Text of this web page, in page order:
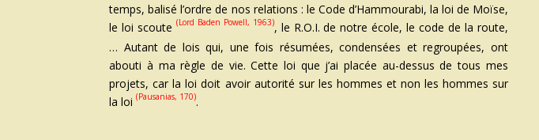
temps, balisé l’ordre de nos relations : le Code d’Hammourabi, la loi de Moïse,
le loi scoute (Lord Baden Powell, 1963), le R.O.I. de notre école, le code de la route,
… Autant de lois qui, une fois résumées, condensées et regroupées, ont
abouti à ma règle de vie. Cette loi que j’ai placée au-dessus de tous mes
projets, car la loi doit avoir autorité sur les hommes et non les hommes sur
la loi(Pausanias, 170).